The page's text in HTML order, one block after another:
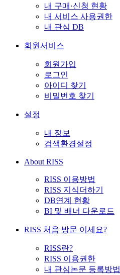
내 구매·신청 현황
내 서비스 사용권한
내 관심 DB
회원서비스
회원가입
로그인
아이디 찾기
비밀번호 찾기
설정
내 정보
검색환경설정
About RISS
RISS 이용방법
RISS 지식더하기
DB연계 현황
BI 및 배너 다운로드
RISS 처음 방문 이세요?
RISS란?
RISS 이용권한
내 관심논문 등록방법